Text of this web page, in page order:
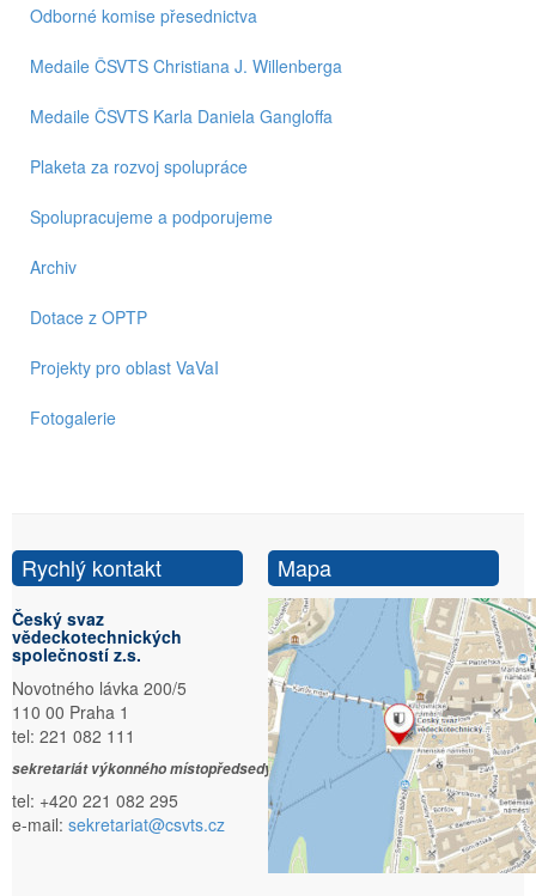
Odborné komise přesednictva
Medaile ČSVTS Christiana J. Willenberga
Medaile ČSVTS Karla Daniela Gangloffa
Plaketa za rozvoj spolupráce
Spolupracujeme a podporujeme
Archiv
Dotace z OPTP
Projekty pro oblast VaVaI
Fotogalerie
Rychlý kontakt
Český svaz
vědeckotechnických
společností z.s.
Novotného lávka 200/5
110 00 Praha 1
tel: 221 082 111
sekretariát výkonného místopředsedy:
tel: +420 221 082 295
e-mail: sekretariat@csvts.cz
Mapa